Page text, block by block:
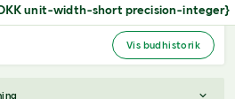
unit-width-short precision-integer}
Vis budhistorik